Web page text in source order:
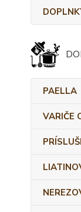
PAELLA
VARIČE